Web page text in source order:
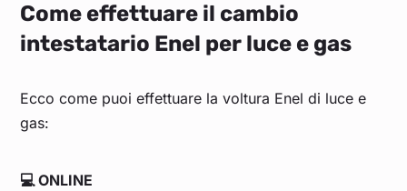
Come effettuare il cambio
intestatario Enel per luce e gas
Ecco come puoi effettuare la voltura Enel di luce e
gas:
💻 ONLINE